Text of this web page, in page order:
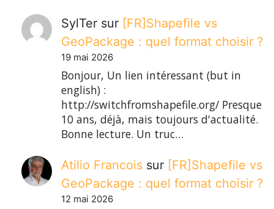
SylTer sur [FR]Shapefile vs
GeoPackage : quel format choisir ?
19 mai 2026
Bonjour, Un lien intéressant (but in
english) :
http://switchfromshapefile.org/ Presque
10 ans, déjà, mais toujours d'actualité.
Bonne lecture. Un truc…
Atilio Francois sur [FR]Shapefile vs
GeoPackage : quel format choisir ?
12 mai 2026